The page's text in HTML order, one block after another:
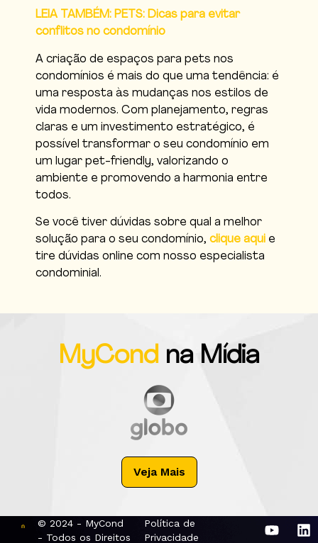
LEIA TAMBÉM: PETS: Dicas para evitar
conflitos no condomínio
A criação de espaços para pets nos
condomínios é mais do que uma tendência: é
uma resposta às mudanças nos estilos de
vida modernos. Com planejamento, regras
claras e um investimento estratégico, é
possível transformar o seu condomínio em
um lugar pet-friendly, valorizando o
ambiente e promovendo a harmonia entre
todos.
Se você tiver dúvidas sobre qual a melhor
solução para o seu condomínio, clique aqui e
tire dúvidas online com nosso especialista
condominial.
MyCond na Mídia
Veja Mais
© 2024 - MyCond
- Todos os Direitos
Política de
Privacidade